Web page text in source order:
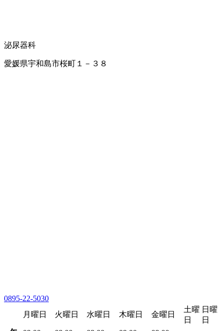
泌尿器科
愛媛県宇和島市桜町１－３８
0895-22-5030
月曜日
火曜日 水曜日 木曜日 金曜日
土曜
日
日曜
日